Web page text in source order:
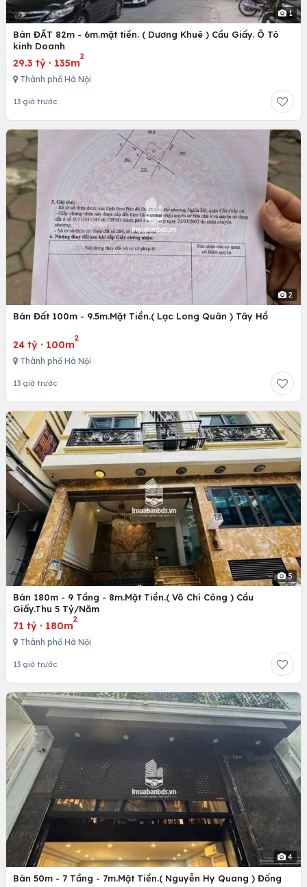
1
Bán ĐẤT 82m - 6m.mặt tiền. ( Dương Khuê ) Cầu Giấy. Ô Tô
kinh Doanh
29.3 tỷ · 135m
2
Thành phố Hà Nội
13 giờ trước
2
Bán Đất 100m - 9.5m.Mặt Tiền.( Lạc Long Quân ) Tây Hồ
24 tỷ · 100m
2
Thành phố Hà Nội
13 giờ trước
5
Bán 180m - 9 Tầng - 8m.Mặt Tiền.( Võ Chí Công ) Cầu
Giấy.Thu 5 Tỷ/Năm
71 tỷ · 180m
2
Thành phố Hà Nội
13 giờ trước
4
Bán 50m - 7 Tầng - 7m.Mặt Tiền.( Nguyễn Hy Quang ) Đống